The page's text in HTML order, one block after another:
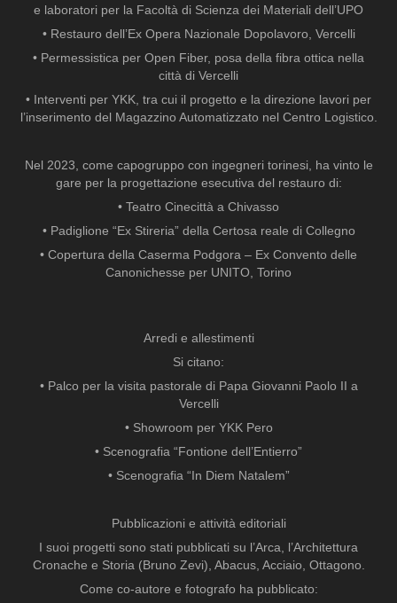
e laboratori per la Facoltà di Scienza dei Materiali dell’UPO
• Restauro dell’Ex Opera Nazionale Dopolavoro, Vercelli
• Permessistica per Open Fiber, posa della fibra ottica nella
città di Vercelli
• Interventi per YKK, tra cui il progetto e la direzione lavori per
l’inserimento del Magazzino Automatizzato nel Centro Logistico.
Nel 2023, come capogruppo con ingegneri torinesi, ha vinto le
gare per la progettazione esecutiva del restauro di:
• Teatro Cinecittà a Chivasso
• Padiglione “Ex Stireria” della Certosa reale di Collegno
• Copertura della Caserma Podgora – Ex Convento delle
Canonichesse per UNITO, Torino
Arredi e allestimenti
Si citano:
• Palco per la visita pastorale di Papa Giovanni Paolo II a
Vercelli
• Showroom per YKK Pero
• Scenografia “Fontione dell’Entierro”
• Scenografia “In Diem Natalem”
Pubblicazioni e attività editoriali
I suoi progetti sono stati pubblicati su l’Arca, l’Architettura
Cronache e Storia (Bruno Zevi), Abacus, Acciaio, Ottagono.
Come co-autore e fotografo ha pubblicato: